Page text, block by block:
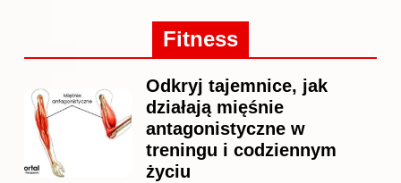
Fitness
Odkryj tajemnice, jak
działają mięśnie
antagonistyczne w
treningu i codziennym
życiu